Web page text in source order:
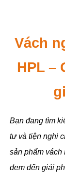
Vách
HPL –
Bạn đang tìm
tư và tiện nghi
sản phẩm vách
đem đến giải